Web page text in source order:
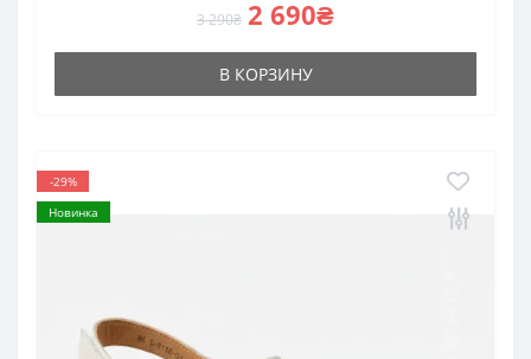
3 290₴ 2 690₴
В КОРЗИНУ
-29%
Новинка